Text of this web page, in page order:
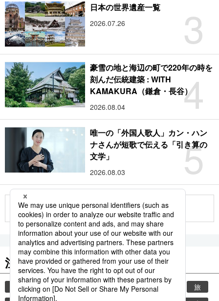
3
日本の世界遺産一覧
2026.07.26
4
豪雪の地と海辺の町で220年の時を
刻んだ伝統建築 : WITH
KAMAKURA（鎌倉・長谷）
2026.08.04
5
唯一の「外国人歌人」カン・ハン
ナさんが短歌で伝える「引き算の
文学」
2026.08.03
もっと見る
注目のキーワード
共同通信ニュース 時事通信ニュース 観光
旅